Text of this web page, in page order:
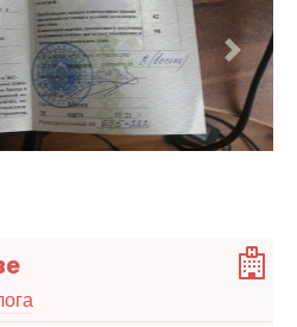
Запись - 24 часа.